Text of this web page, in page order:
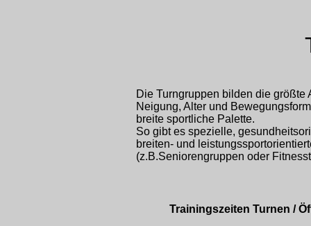
Die Turngruppen bilden die größte
Neigung, Alter und
breite sportliche Palette.
So gibt es spezielle,
breiten- und
(z.B.Seniorengruppen oder
Trainingszeiten Turnen /